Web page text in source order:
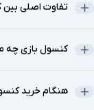
بودجه محدود ارائه
دسته‌های بازی و
تفاوت اصلی
کنسول بازی چه
هنگام خرید